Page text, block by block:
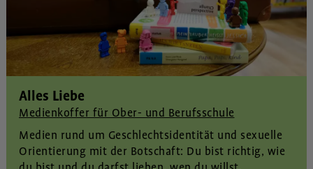
Alles Liebe
Medienkoffer für Ober- und Berufsschule
Medien rund um Geschlechtsidentität und sexuelle
Orientierung mit der Botschaft: Du bist richtig, wie